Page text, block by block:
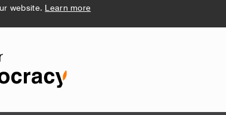
website. Learn more